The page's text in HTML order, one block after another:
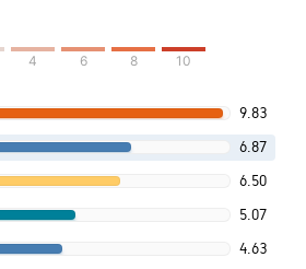
4 6 8 10
9.83
6.87
6.50
5.07
4.63